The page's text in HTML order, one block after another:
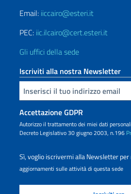
Email: iiccairo@esteri.it
PEC: iic.ilcairo@cert.esteri.it
Gli uffici della sede
Iscriviti alla nostra Newsletter
Inserisci la tua email
Accettazione GDPR
Autorizzo il trattamento dei miei dati
Decreto Legislativo 30 giugno 2003, n.196
Sì, voglio iscrivermi alla Newsletter
aggiornamenti sulle attività di questa sede